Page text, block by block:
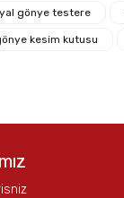
ederiz.
olmalı.
gönye testere
kesim kutusu